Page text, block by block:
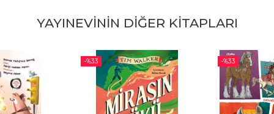
YAYINEVININ DIĞER KITAPLARI
-%33 -%33